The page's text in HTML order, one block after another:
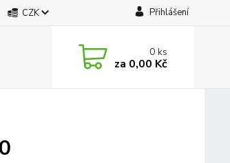
CZK Přihlášení
0ks
za 0,00 Kč